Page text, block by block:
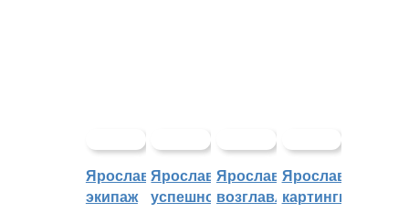
Ярославский
экипаж
Ярославцы
успешно
Ярославцы
возглавляют
Ярославские
картингисты